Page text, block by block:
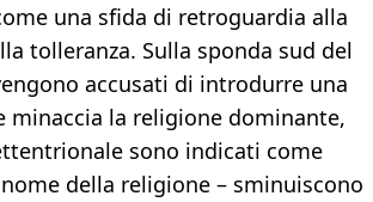
una sfida di retroguardia alla
tolleranza. Sulla sponda sud del
accusati di introdurre una
minaccia la religione domi­nante,
sono in­dicati come
della reli­gione – sminuiscono